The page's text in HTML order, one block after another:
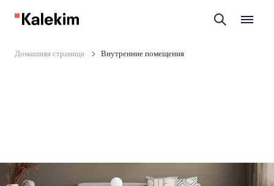
Домашняя страница Внутренние помещения